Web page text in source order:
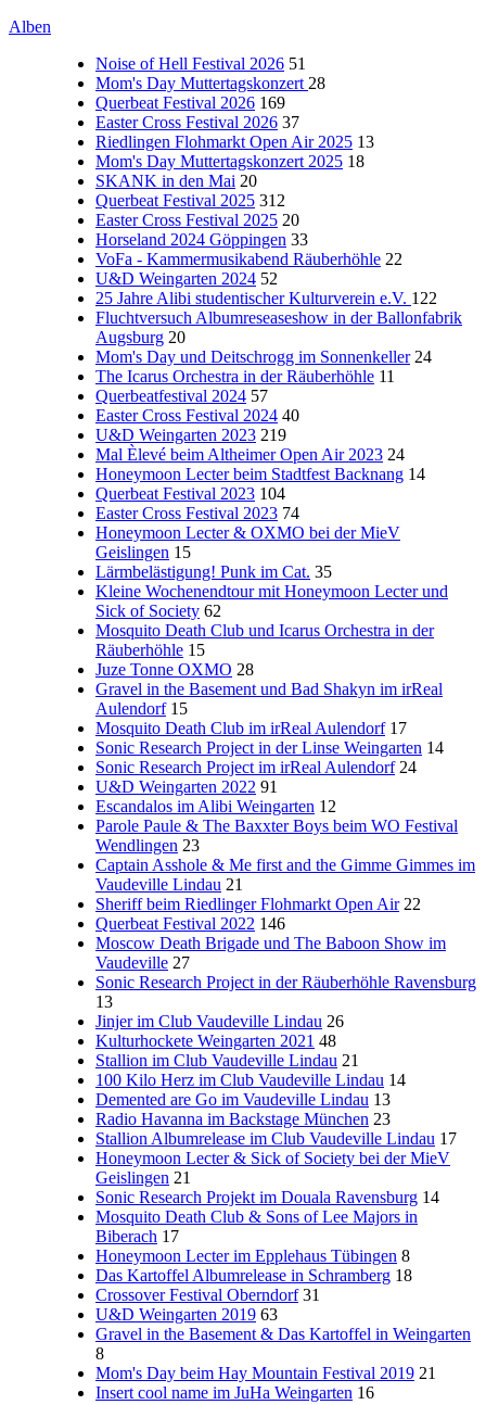
Alben
Noise of Hell Festival 2026 51
Mom's Day Muttertagskonzert 28
Querbeat Festival 2026 169
Easter Cross Festival 2026 37
Riedlingen Flohmarkt Open Air 2025 13
Mom's Day Muttertagskonzert 2025 18
SKANK in den Mai 20
Querbeat Festival 2025 312
Easter Cross Festival 2025 20
Horseland 2024 Göppingen 33
VoFa - Kammermusikabend Räuberhöhle 22
U&D Weingarten 2024 52
25 Jahre Alibi studentischer Kulturverein e.V. 122
Fluchtversuch Albumreseaseshow in der Ballonfabrik
Augsburg 20
Mom's Day und Deitschrogg im Sonnenkeller 24
The Icarus Orchestra in der Räuberhöhle 11
Querbeatfestival 2024 57
Easter Cross Festival 2024 40
U&D Weingarten 2023 219
Mal Èlevé beim Altheimer Open Air 2023 24
Honeymoon Lecter beim Stadtfest Backnang 14
Querbeat Festival 2023 104
Easter Cross Festival 2023 74
Honeymoon Lecter & OXMO bei der MieV
Geislingen 15
Lärmbelästigung! Punk im Cat. 35
Kleine Wochenendtour mit Honeymoon Lecter und
Sick of Society 62
Mosquito Death Club und Icarus Orchestra in der
Räuberhöhle 15
Juze Tonne OXMO 28
Gravel in the Basement und Bad Shakyn im irReal
Aulendorf 15
Mosquito Death Club im irReal Aulendorf 17
Sonic Research Project in der Linse Weingarten 14
Sonic Research Project im irReal Aulendorf 24
U&D Weingarten 2022 91
Escandalos im Alibi Weingarten 12
Parole Paule & The Baxxter Boys beim WO Festival
Wendlingen 23
Captain Asshole & Me first and the Gimme Gimmes im
Vaudeville Lindau 21
Sheriff beim Riedlinger Flohmarkt Open Air 22
Querbeat Festival 2022 146
Moscow Death Brigade und The Baboon Show im
Vaudeville 27
Sonic Research Project in der Räuberhöhle Ravensburg
13
Jinjer im Club Vaudeville Lindau 26
Kulturhockete Weingarten 2021 48
Stallion im Club Vaudeville Lindau 21
100 Kilo Herz im Club Vaudeville Lindau 14
Demented are Go im Vaudeville Lindau 13
Radio Havanna im Backstage München 23
Stallion Albumrelease im Club Vaudeville Lindau 17
Honeymoon Lecter & Sick of Society bei der MieV
Geislingen 21
Sonic Research Projekt im Douala Ravensburg 14
Mosquito Death Club & Sons of Lee Majors in
Biberach 17
Honeymoon Lecter im Epplehaus Tübingen 8
Das Kartoffel Albumrelease in Schramberg 18
Crossover Festival Oberndorf 31
U&D Weingarten 2019 63
Gravel in the Basement & Das Kartoffel in Weingarten
8
Mom's Day beim Hay Mountain Festival 2019 21
Insert cool name im JuHa Weingarten 16